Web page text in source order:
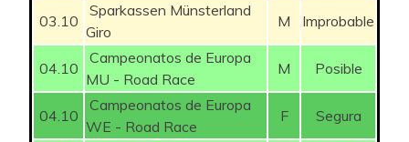
03.10
Sparkassen Münsterland
Giro
M Improbable
04.10
Campeonatos de Europa
MU - Road Race
M Posible
04.10
Campeonatos de Europa
WE - Road Race
F
Segura